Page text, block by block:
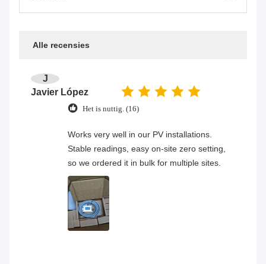
Alle recensies
J
Javier López
Het is nuttig. (16)
Works very well in our PV installations.
Stable readings, easy on-site zero setting,
so we ordered it in bulk for multiple sites.